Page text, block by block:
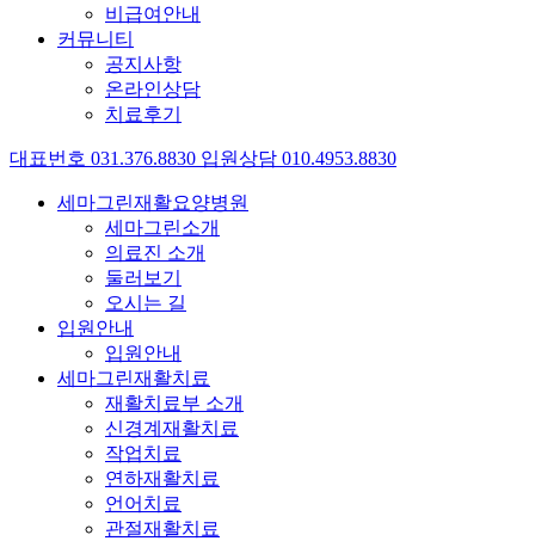
비급여안내
커뮤니티
공지사항
온라인상담
치료후기
대표번호 031 .376.8830 입원상담 010.4953.8830
세마그린재활요양병원
세마그린소개
의료진 소개
둘러보기
오시는 길
입원안내
입원안내
세마그린재활치료
재활치료부 소개
신경계재활치료
작업치료
연하재활치료
언어치료
관절재활치료